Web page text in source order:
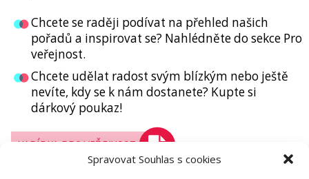
Spravovat Souhlas s cookies
Chcete se raději podívat na přehled našich
pořadů a inspirovat se? Nahlédněte do sekce Pro
veřejnost.
Chcete udělat radost svým blízkým nebo ještě
nevíte, kdy se k nám dostanete? Kupte si
dárkový poukaz!
NABÍDKA PRO VEŘEJNOST